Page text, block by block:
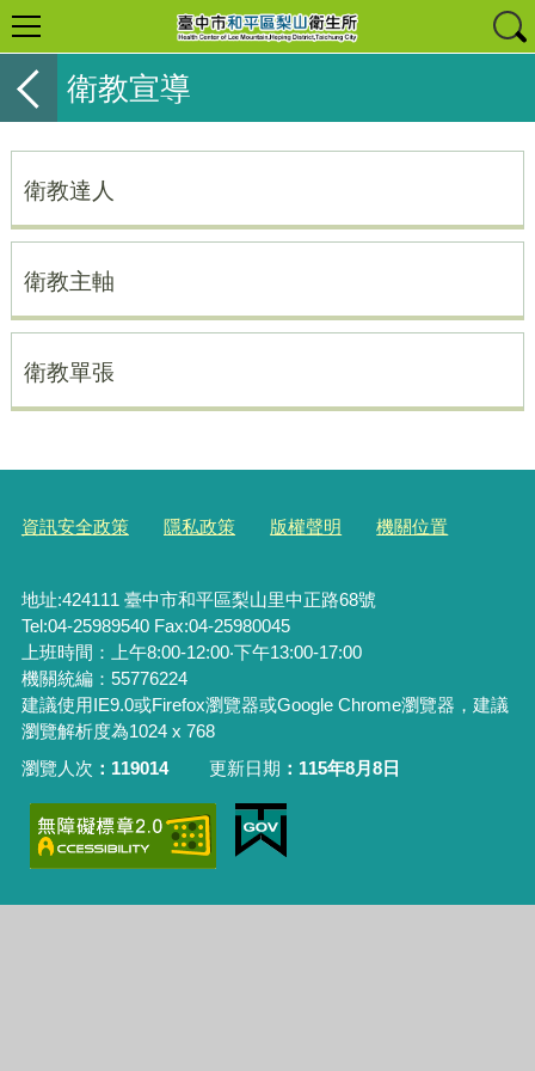
衛教宣導
衛教達人
衛教主軸
衛教單張
資訊安全政策 隱私政策 版權聲明 機關位置
地址:424111 臺中市和平區梨山里中正路68號
Tel:04-25989540 Fax:04-25980045
上班時間：上午8:00-12:00‧下午13:00-17:00
機關統編：55776224
建議使用IE9.0或Firefox瀏覽器或Google Chrome瀏覽器，建議
瀏覽解析度為1024 x 768
瀏覽人次
119014 更新日期 115年8月8日